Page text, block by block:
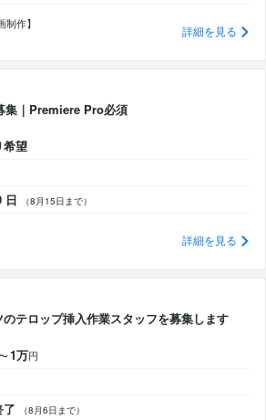
作】 詳細を見る
集｜Premiere Pro必須
希望
日 （8月15日まで）
詳細を見る
のテロップ挿入作業スタッフを募集します
1万円
了 （8月6日まで）